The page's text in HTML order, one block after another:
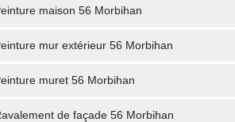
maison 56 Morbihan
mur extérieur 56 Morbihan
muret 56 Morbihan
de façade 56 Morbihan